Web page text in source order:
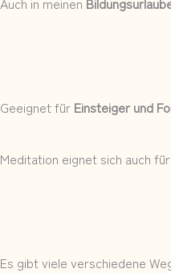
Geeignet für Einsteiger und
Meditation eignet sich auch für
Es gibt viele verschiedene